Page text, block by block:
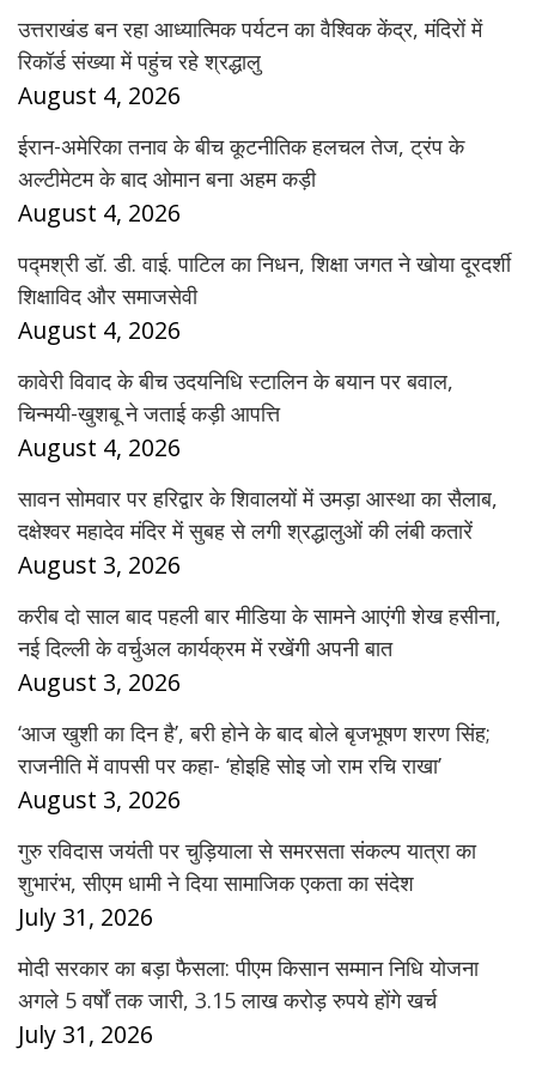
उत्तराखंड बन रहा आध्यात्मिक पर्यटन का वैश्विक केंद्र, मंदिरों में
रिकॉर्ड संख्या में पहुंच रहे श्रद्धालु
August 4, 2026
ईरान-अमेरिका तनाव के बीच कूटनीतिक हलचल तेज, ट्रंप के
अल्टीमेटम के बाद ओमान बना अहम कड़ी
August 4, 2026
पद्मश्री डॉ. डी. वाई. पाटिल का निधन, शिक्षा जगत ने खोया दूरदर्शी
शिक्षाविद और समाजसेवी
August 4, 2026
कावेरी विवाद के बीच उदयनिधि स्टालिन के बयान पर बवाल,
चिन्मयी-खुशबू ने जताई कड़ी आपत्ति
August 4, 2026
सावन सोमवार पर हरिद्वार के शिवालयों में उमड़ा आस्था का सैलाब,
दक्षेश्वर महादेव मंदिर में सुबह से लगी श्रद्धालुओं की लंबी कतारें
August 3, 2026
करीब दो साल बाद पहली बार मीडिया के सामने आएंगी शेख हसीना,
नई दिल्ली के वर्चुअल कार्यक्रम में रखेंगी अपनी बात
August 3, 2026
‘आज खुशी का दिन है’, बरी होने के बाद बोले बृजभूषण शरण सिंह;
राजनीति में वापसी पर कहा- ‘होइहि सोइ जो राम रचि राखा’
August 3, 2026
गुरु रविदास जयंती पर चुड़ियाला से समरसता संकल्प यात्रा का
शुभारंभ, सीएम धामी ने दिया सामाजिक एकता का संदेश
July 31, 2026
मोदी सरकार का बड़ा फैसला: पीएम किसान सम्मान निधि योजना
अगले 5 वर्षों तक जारी, 3.15 लाख करोड़ रुपये होंगे खर्च
July 31, 2026